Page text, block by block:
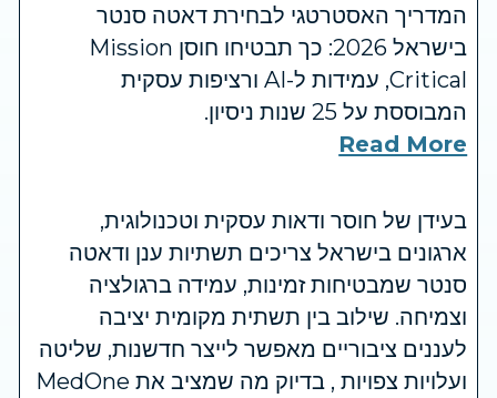
המדריך האסטרטגי לבחירת דאטה סנטר
בישראל 2026: כך תבטיחו חוסן Mission
Critical, עמידות ל-AI ורציפות עסקית
המבוססת על 25 שנות ניסיון.
Read More
בעידן של חוסר ודאות עסקית וטכנולוגית,
ארגונים בישראל צריכים תשתיות ענן ודאטה
סנטר שמבטיחות זמינות, עמידה ברגולציה
וצמיחה. שילוב בין תשתית מקומית יציבה
לעננים ציבוריים מאפשר לייצר חדשנות, שליטה
ועלויות צפויות , בדיוק מה שמציב את MedOne